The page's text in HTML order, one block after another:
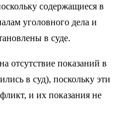
содержащиеся в
уголовного дела и
в суде.
отсутствие показаний в
в суд), поскольку эти
и их показания не